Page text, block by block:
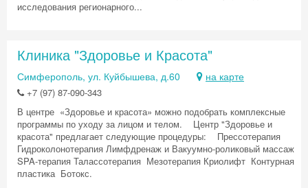
исследования регионарного...
Клиника "Здоровье и Красота"
Симферополь, ул. Куйбышева, д.60 на карте
+7 (97) 87-090-343
В центре «Здоровье и красота» можно подобрать комплексные
программы по уходу за лицом и телом. Центр "Здоровье и
красота" предлагает следующие процедуры: Прессотерапия
Гидроколонотерапия Лимфдренаж и Вакуумно-роликовый массаж
SPA-терапия Талассотерапия Мезотерапия Криолифт Контурная
пластика Ботокс.